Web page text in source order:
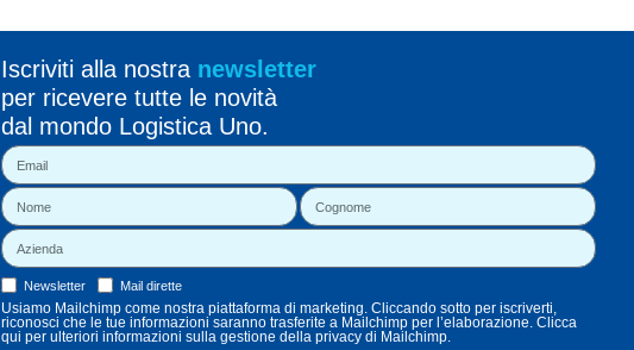
Iscriviti alla nostra newsletter
per ricevere tutte le novità
dal mondo Logistica Uno.
Newsletter Mail dirette
Usiamo Mailchimp come nostra piattaforma di marketing. Cliccando sotto per iscriverti,
riconosci che le tue informazioni saranno trasferite a Mailchimp per l’elaborazione. Clicca
qui per ulteriori informazioni sulla gestione della privacy di Mailchimp.